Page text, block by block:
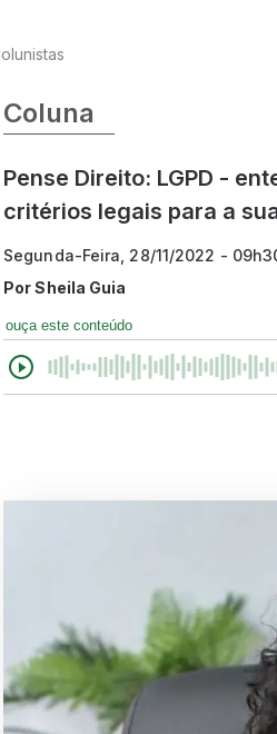
Coluna
Pense Direito: LGPD -
critérios legais para a
Segunda-Feira, 28/11/2022 -
PorSheila Guia
ouça este conteúdo